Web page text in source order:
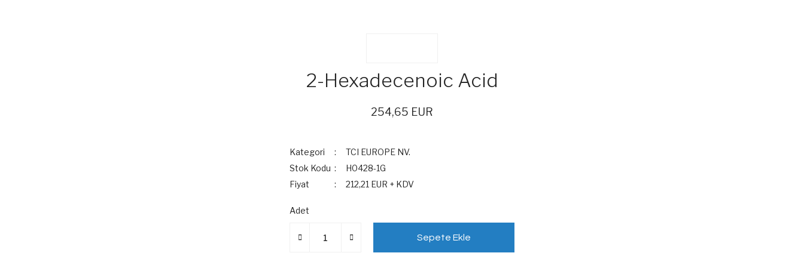
2-Hexadecenoic Acid
254,65 EUR
Kategori
TCI EUROPE NV.
Stok Kodu
H0428-1G
Fiyat
212,21 EUR + KDV
Adet
Sepete Ekle